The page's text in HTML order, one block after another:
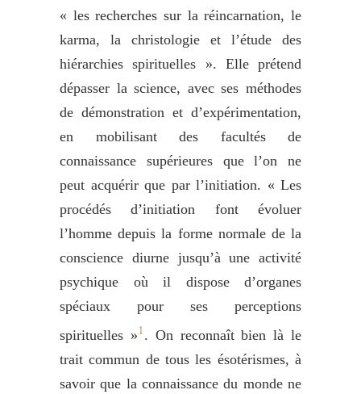
« les recherches sur la réincarnation, le
karma, la christologie et l’étude des
hiérarchies spirituelles ». Elle prétend
dépasser la science, avec ses méthodes
de démonstration et d’expérimentation,
en mobilisant des facultés de
connaissance supérieures que l’on ne
peut acquérir que par l’initiation. « Les
procédés d’initiation font évoluer
l’homme depuis la forme normale de la
conscience diurne jusqu’à une activité
psychique où il dispose d’organes
spéciaux pour ses perceptions
spirituelles »1 . On reconnaît bien là le
trait commun de tous les ésotérismes, à
savoir que la connaissance du monde ne